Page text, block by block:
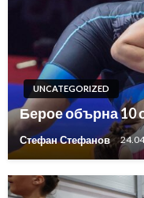
UNCATEGORIZED
Берое обърна 10
Стефан Стефанов